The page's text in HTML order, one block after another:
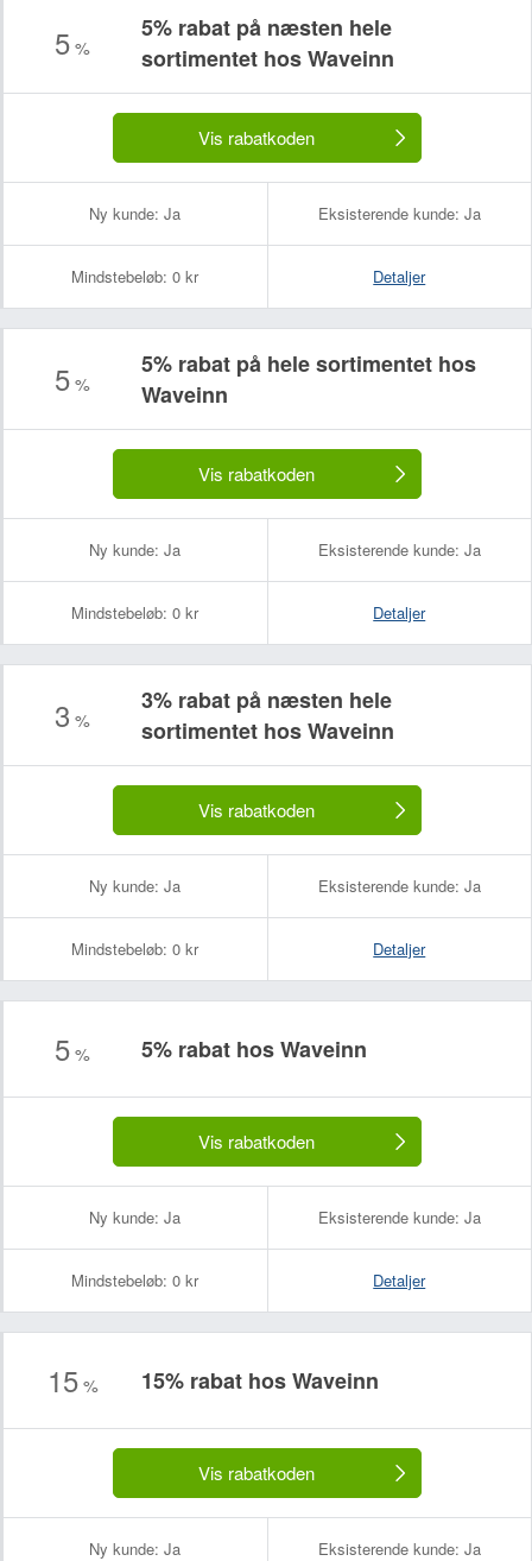
5%
5% rabat på næsten hele
sortimentet hos Waveinn
Vis rabatkoden
Ny kunde: Ja Eksisterende kunde: Ja
Mindstebeløb: 0 kr Detaljer
5%
5% rabat på hele sortimentet hos
Waveinn
Vis rabatkoden
Ny kunde: Ja Eksisterende kunde: Ja
Mindstebeløb: 0 kr Detaljer
3 %
3% rabat på næsten hele
sortimentet hos Waveinn
Vis rabatkoden
Ny kunde: Ja Eksisterende kunde: Ja
Mindstebeløb: 0 kr Detaljer
5% 5% rabat hos Waveinn
Vis rabatkoden
Ny kunde: Ja Eksisterende kunde: Ja
Mindstebeløb: 0 kr Detaljer
15 % 15% rabat hos Waveinn
Vis rabatkoden
Ny kunde: Ja Eksisterende kunde: Ja